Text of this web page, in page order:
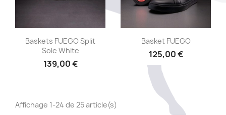
Aperçu rapide
Baskets FUEGO Split
Sole White
139,00 €
Aperçu rapide
Basket FUEGO
125,00 €
Affichage 1-24 de 25 article(s)